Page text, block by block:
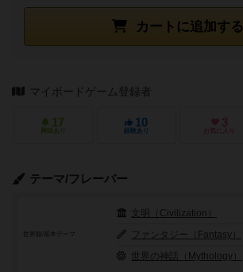
カートに追加する
マイボードゲーム登録者
17
興味あり
10
経験あり
3
お気に入り
テーマ/フレーバー
世界観/基本テーマ
文明（Civilization）
ファンタジー（Fantasy）
世界の神話（Mythology）